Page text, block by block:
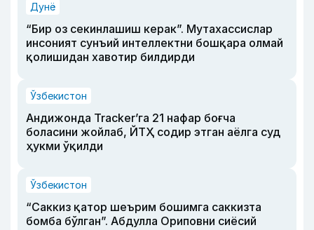
Дунё
“Бир оз секинлашиш керак”. Мутахассислар
инсоният сунъий интеллектни бошқара олмай
қолишидан хавотир билдирди
Ўзбекистон
Андижонда Tracker’га 21 нафар боғча
боласини жойлаб, ЙТҲ содир этган аёлга суд
ҳукми ўқилди
Ўзбекистон
“Саккиз қатор шеърим бошимга саккизта
бомба бўлган”. Абдулла Ориповни сиёсий